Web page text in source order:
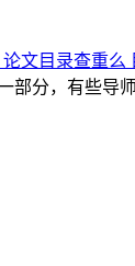
论文目录查重么
部分，有些导